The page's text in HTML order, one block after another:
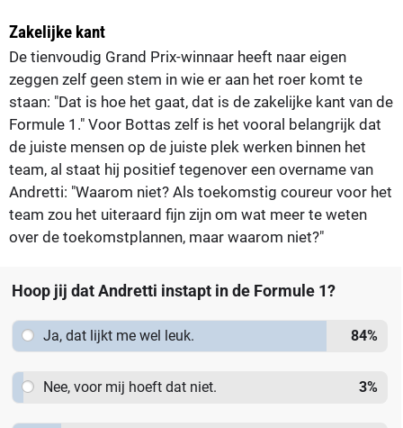
Zakelijke kant
De tienvoudig Grand Prix-winnaar heeft naar eigen
zeggen zelf geen stem in wie er aan het roer komt te
staan: "Dat is hoe het gaat, dat is de zakelijke kant van de
Formule 1." Voor Bottas zelf is het vooral belangrijk dat
de juiste mensen op de juiste plek werken binnen het
team, al staat hij positief tegenover een overname van
Andretti: "Waarom niet? Als toekomstig coureur voor het
team zou het uiteraard fijn zijn om wat meer te weten
over de toekomstplannen, maar waarom niet?"
Hoop jij dat Andretti instapt in de Formule 1?
Ja, dat lijkt me wel leuk. 84%
Nee, voor mij hoeft dat niet. 3%